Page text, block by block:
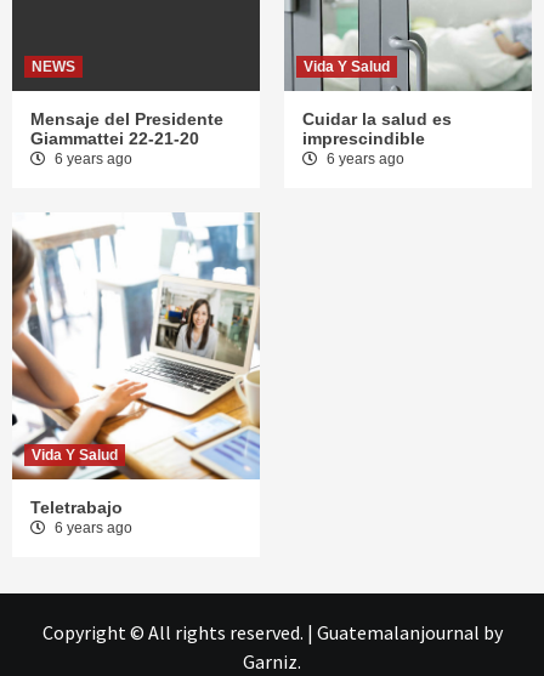
NEWS
Mensaje del Presidente
Giammattei 22-21-20
6 years ago
Vida Y Salud
Cuidar la salud es
imprescindible
6 years ago
Vida Y Salud
Teletrabajo
6 years ago
Copyright © All rights reserved. | Guatemalanjournal by
Garniz.